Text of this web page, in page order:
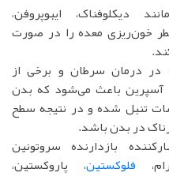
دیکلوفناک، ایبوپروفن،
خون‌ریزی معده را در صورت
در درمان سرطان و برخی از
آسپرین باعث می‌شود که بدن
تنبل شده و در نتیجه سطح
در بدن باشد.
بازدارنده سروتونین
فلوکستین، پاروکستین،